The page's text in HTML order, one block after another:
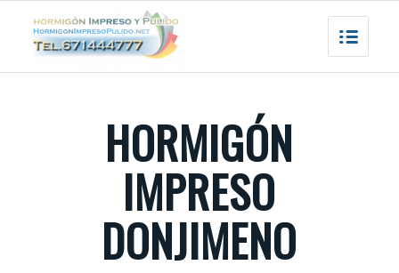
HORMIGÓN
IMPRESO
DONJIMENO